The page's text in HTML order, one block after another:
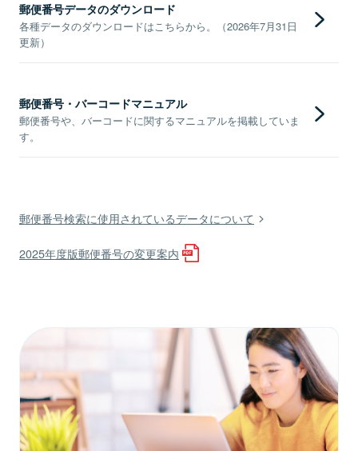
郵便番号データのダウンロード
各種データのダウンロードはこちらから。（2026年7月31日
更新）
郵便番号・バーコードマニュアル
郵便番号や、バーコードに関するマニュアルを掲載していま
す。
郵便番号検索に使用されているデータについて
2025年度版郵便番号の変更案内